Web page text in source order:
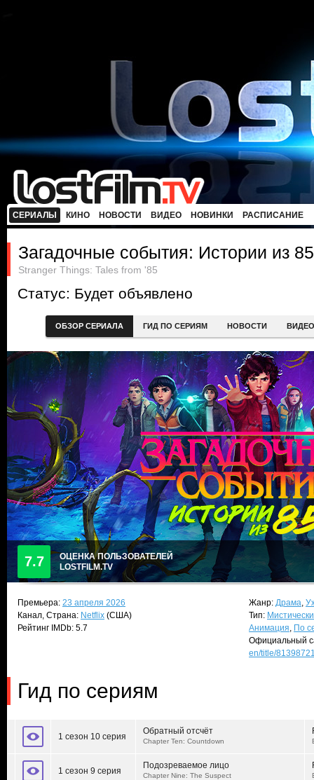
СЕРИАЛЫ КИНО НОВОСТИ ВИДЕО НОВИНКИ РАСПИСАНИЕ
Загадочные события: Истории из
Stranger Things: Tales from '85
Статус: Будет объявлено
ОБЗОР СЕРИАЛА ГИД ПО СЕРИЯМ НОВОСТИ ВИДЕО
7.7
ОЦЕНКА ПОЛЬЗОВАТЕЛЕЙ
LOSTFILM.TV
Премьера: 23 апреля 2026
Канал, Страна: Netflix (США)
Рейтинг IMDb: 5.7
Жанр: Драма,
Тип:
Анимация, По
Официальный
en/title/
Гид по сериям
1 сезон 10 серия
Обратный отсчёт
Chapter Ten: Countdown
1 сезон 9 серия
Подозреваемое лицо
Chapter Nine: The Suspect